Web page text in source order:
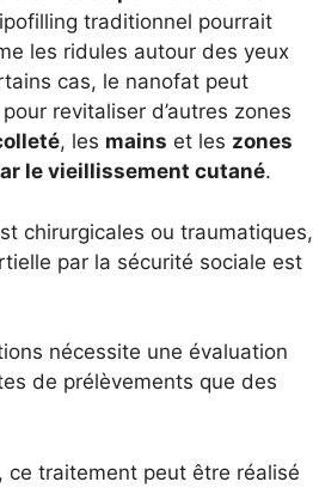
traditionnel pourrait
les ridules autour des yeux
cas, le nanofat peut
revitaliser d’autres zones
, les mains et les zones
le vieillissement cutané.
chirurgicales ou traumatiques,
par la sécurité sociale est
nécessite une évaluation
de prélèvements que des
ce traitement peut être réalisé